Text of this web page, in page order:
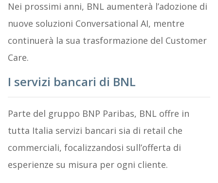
Nei prossimi anni, BNL aumenterà l’adozione di
nuove soluzioni Conversational AI, mentre
continuerà la sua trasformazione del Customer
Care.
I servizi bancari di BNL
Parte del gruppo BNP Paribas, BNL offre in
tutta Italia servizi bancari sia di retail che
commerciali, focalizzandosi sull’offerta di
esperienze su misura per ogni cliente.